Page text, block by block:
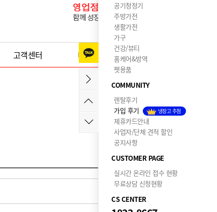
고객센터 이달의혜택
공기청정기
주방가전
생활가전
가구
건강/뷰티
홈케어&방역
펫용품
COMMUNITY
렌탈후기
가입 후기
냉장고 추첨
제휴카드안내
사업자/단체 견적 할인
공지사항
CUSTOMER PAGE
실시간 온라인 접수 현황
무료상담 신청현황
CS CENTER